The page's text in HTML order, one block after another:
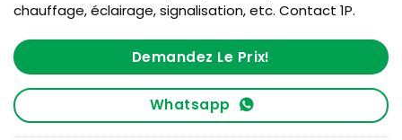
chauffage, éclairage, signalisation, etc. Contact 1P.
Demandez Le Prix!
Whatsapp